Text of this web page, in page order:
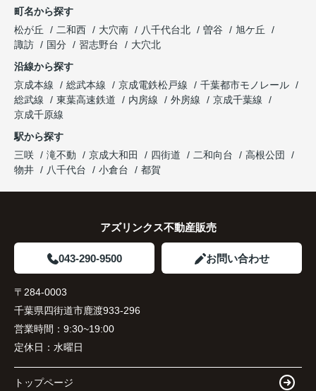
町名から探す
松が丘
二和西 大穴南 八千代台北 曽谷
旭ケ丘
諏訪
国分 習志野台
大穴北
沿線から探す
京成本線
総武本線 京成電鉄松戸線
千葉都市モノレール
総武線
東葉高速鉄道 内房線 外房線
京成千葉線
京成千原線
駅から探す
三咲
滝不動 京成大和田 四街道 二和向台
高根公団
物井
八千代台 小倉台 都賀
アズリンクス不動産販売
043-290-9500 お問い合わせ
〒284-0003
千葉県四街道市鹿渡933-296
営業時間： 9:30~19:00
定休日： 水曜日
トップページ